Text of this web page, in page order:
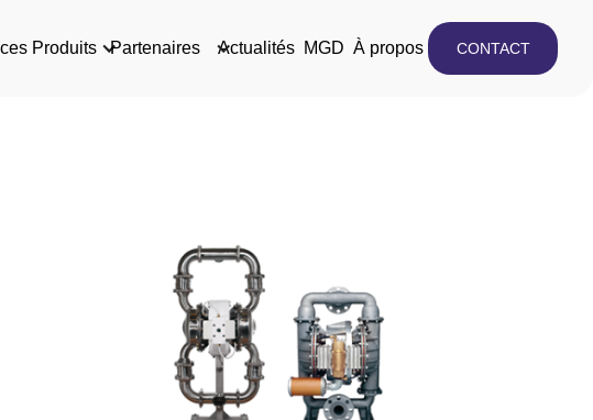
Produits Partenaires Actualités MGD À propos CONTACT